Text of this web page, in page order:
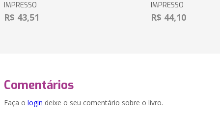
IMPRESSO
R$ 43,51
IMPRESSO
R$ 44,10
Comentários
Faça o login deixe o seu comentário sobre o livro.